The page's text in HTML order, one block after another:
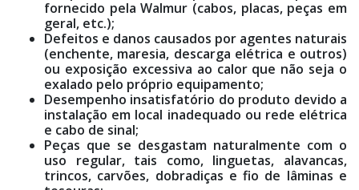
fornecido pela Walmur (cabos, placas, peças em
geral, etc.);
Defeitos e danos causados por agentes naturais
(enchente, maresia, descarga elétrica e outros)
ou exposição excessiva ao calor que não seja o
exalado pelo próprio equipamento;
Desempenho insatisfatório do produto devido a
instalação em local inadequado ou rede elétrica
e cabo de sinal;
Peças que se desgastam naturalmente com o
uso regular, tais como, linguetas, alavancas,
trincos, carvões, dobradiças e fio de lâminas e